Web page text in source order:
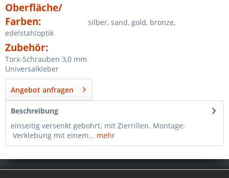
Oberfläche/
Farben:
silber, sand, gold, bronze,
edelstahloptik
Zubehör:
Torx-Schrauben 3,0 mm
Universalkleber
Angebot anfragen
Beschreibung
einseitig versenkt gebohrt. mit Zierrillen. Montage:
Verklebung mit einem... mehr